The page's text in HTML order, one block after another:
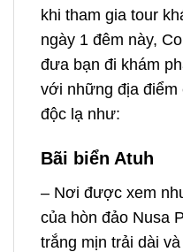
khi tham gia tour
ngày 1 đêm này,
đưa bạn đi khám
với những địa điểm
độc lạ như:
Bãi biển Atuh
– Nơi được xem
của hòn đảo Nusa
trắng mịn trải dài